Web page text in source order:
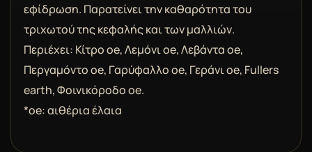
εφίδρωση. Παρατείνει την καθαρότητα του
τριχωτού της κεφαλής και των μαλλιών.
Περιέχει: Κίτρο oe, Λεμόνι oe, Λεβάντα oe,
Περγαμόντο oe, Γαρύφαλλο oe, Γεράνι oe, Fullers
earth, Φοινικόροδο oe.
*oe: αιθέρια έλαια